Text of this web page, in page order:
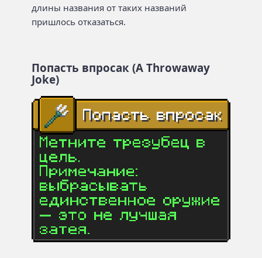
длины названия от таких названий
пришлось отказаться.
Попасть впросак (A Throwaway
Joke)